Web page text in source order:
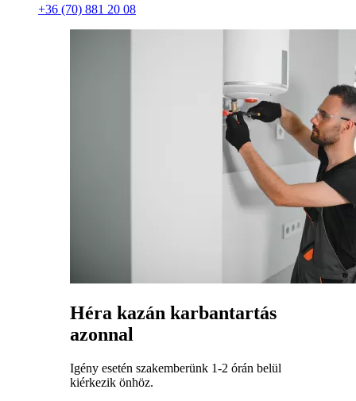
+36 (70) 881 20 08
Héra kazán karbantartás
azonnal
Igény esetén szakemberünk 1-2 órán belül
kiérkezik önhöz.